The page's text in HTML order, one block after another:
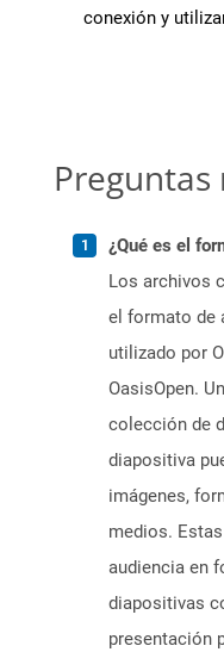
conexión y
¿Qué es el
Los archivos
el formato de
utilizado por
OasisOpen.
colección de
diapositiva
imágenes,
medios.
audiencia en
diapositivas
presentación